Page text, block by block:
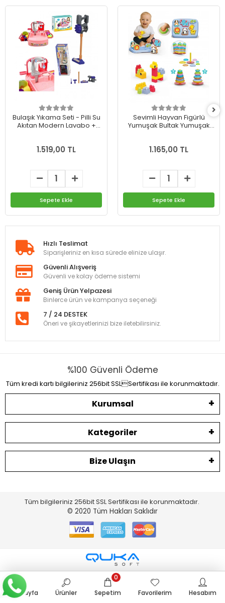
Bulaşık Yıkama Seti - Pilli Su
Akıtan Modern Lavabo +
1.519,00 TL
Sepete Ekle
Sevimli Hayvan Figürlü
Yumuşak Bultak Yumuşak
1.165,00 TL
Sepete Ekle
Hızlı Teslimat
Siparişleriniz en kısa sürede elinize ulaşır.
Güvenli Alışveriş
Güvenli ve kolay ödeme sistemi
Geniş Ürün Yelpazesi
Binlerce ürün ve kampanya seçeneği
7 / 24 DESTEK
Öneri ve şikayetlerinizi bize iletebilirsiniz.
%100 Güvenli Ödeme
Tüm kredi kartı bilgileriniz 256bit SSLSertifikası ile korunmaktadır.
Kurumsal
Kategoriler
Bize Ulaşın
Tüm bilgileriniz 256bit SSL Sertifikası ile korunmaktadır.
© 2020 Tüm Hakları Saklıdır
Anasayfa Ürünler Sepetim
0
Favorilerim
Hesabım